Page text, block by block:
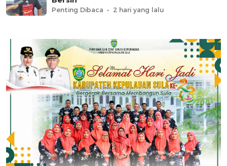
Penting Dibaca 2 hari yang lalu